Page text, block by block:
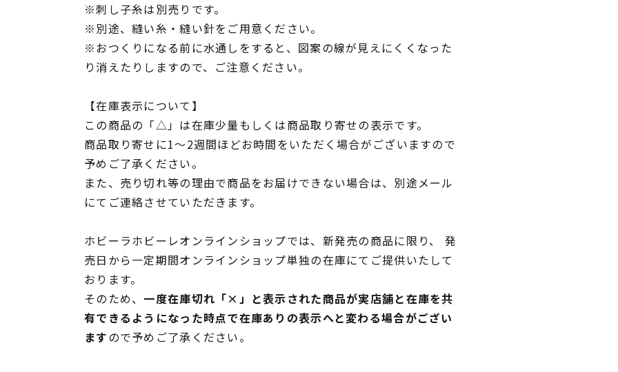
※刺し子糸は別売りです。
※別途、縫い糸・縫い針をご用意ください。
※おつくりになる前に水通しをすると、図案の線が見えにくくなった
り消えたりしますので、ご注意ください。
【在庫表示について】
この商品の「△」は在庫少量もしくは商品取り寄せの表示です。
商品取り寄せに1～2週間ほどお時間をいただく場合がございますので
予めご了承ください。
また、売り切れ等の理由で商品をお届けできない場合は、別途メール
にてご連絡させていただきます。
ホビーラホビーレオンラインショップでは、新発売の商品に限り、 発
売日から一定期間オンラインショップ単独の在庫にてご提供いたして
おります。
そのため、 一度在庫切れ「×」と表示された商品が実店舗と在庫を共
有できるようになった時点で在庫ありの表示へと変わる場合がござい
ますので予めご了承ください。